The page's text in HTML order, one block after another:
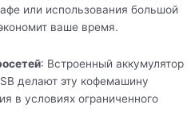
или использования большой
ваше время.
: Встроенный аккумулятор
делают эту кофемашину
в условиях ограниченного